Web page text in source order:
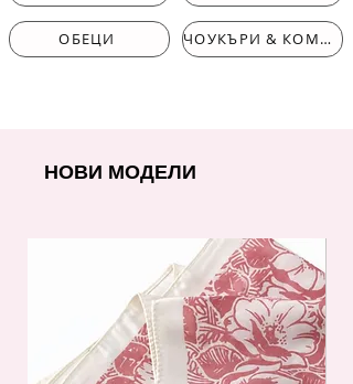
ОБЕЦИ ЧОУКЪРИ & КОМПЛЕКТИ
НОВИ МОДЕЛИ